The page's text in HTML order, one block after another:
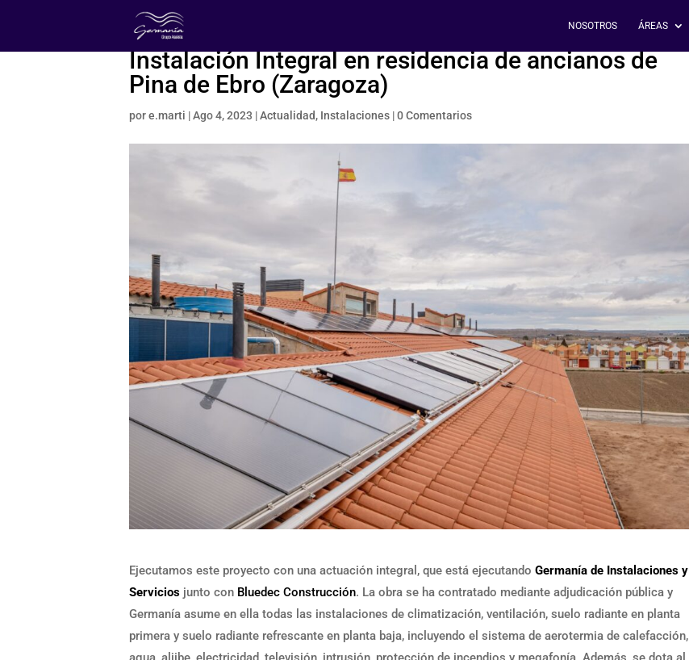
NOSOTROS ÁREAS
Instalación Integral en residencia de ancianos de
Pina de Ebro (Zaragoza)
pore.marti |Ago 4, 2023 |Actualidad, Instalaciones |0 Comentarios
Ejecutamos este proyecto con una actuación integral, que está ejecutando Germanía de Instalaciones y
Servicios junto con Bluedec Construcción. La obra se ha contratado mediante adjudicación pública y
Germanía asume en ella todas las instalaciones de climatización, ventilación, suelo radiante en planta
primera y suelo radiante refrescante en planta baja, incluyendo el sistema de aerotermia de calefacción,